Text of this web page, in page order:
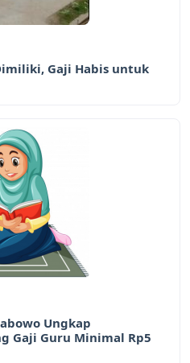
Gaji Habis untuk
Ungkap
Gaji Guru Minimal Rp5